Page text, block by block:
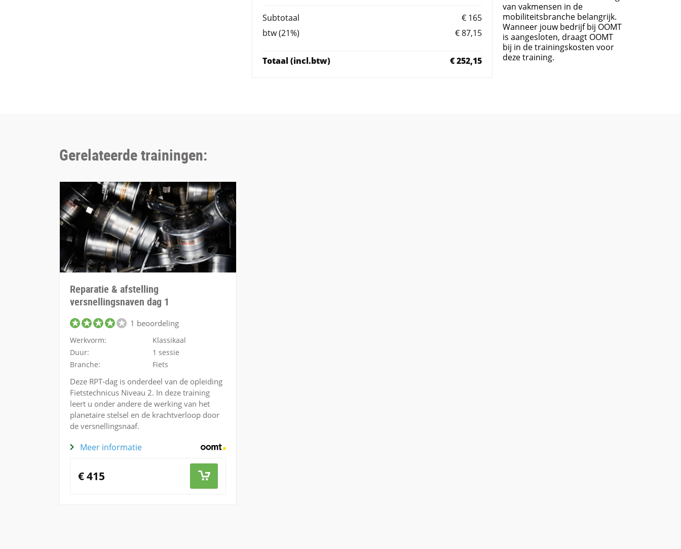
Subtotaal
€ 165
btw (21%)
€ 87,15
Totaal (incl.btw) € 252,15
van vakmensen in de
mobiliteitsbranche belangrijk.
Wanneer jouw bedrijf bij OOMT
is aangesloten, draagt OOMT
bij in de trainingskosten voor
deze training.
Gerelateerde trainingen:
Reparatie & afstelling
versnellingsnaven dag 1
1 beoordeling
Werkvorm:
Klassikaal
Duur:
1 sessie
Branche:
Fiets
Deze RPT-dag is onderdeel van de opleiding
Fietstechnicus Niveau 2. In deze training
leert u onder andere de werking van het
planetaire stelsel en de krachtverloop door
de versnellingsnaaf.
Meer informatie
€ 415